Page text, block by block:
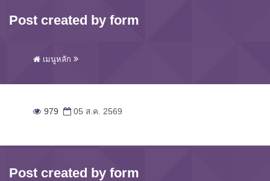
Post created by form
เมนูหลัก
979 05 ส.ค. 2569
Post created by form